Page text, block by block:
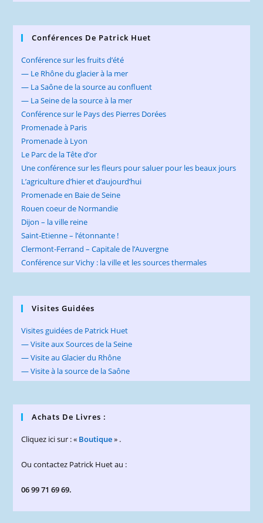
Conférences De Patrick Huet
Conférence sur les fruits d’été
— Le Rhône du glacier à la mer
— La Saône de la source au confluent
— La Seine de la source à la mer
Conférence sur le Pays des Pierres Dorées
Promenade à Paris
Promenade à Lyon
Le Parc de la Tête d’or
Une conférence sur les fleurs pour saluer pour les beaux jours
L’agriculture d’hier et d’aujourd’hui
Promenade en Baie de Seine
Rouen coeur de Normandie
Dijon – la ville reine
Saint-Etienne – l’étonnante !
Clermont-Ferrand – Capitale de l’Auvergne
Conférence sur Vichy : la ville et les sources thermales
Visites Guidées
Visites guidées de Patrick Huet
— Visite aux Sources de la Seine
— Visite au Glacier du Rhône
— Visite à la source de la Saône
Achats De Livres :
Cliquez ici sur : « Boutique» .
Ou contactez Patrick Huet au :
06 99 71 69 69.